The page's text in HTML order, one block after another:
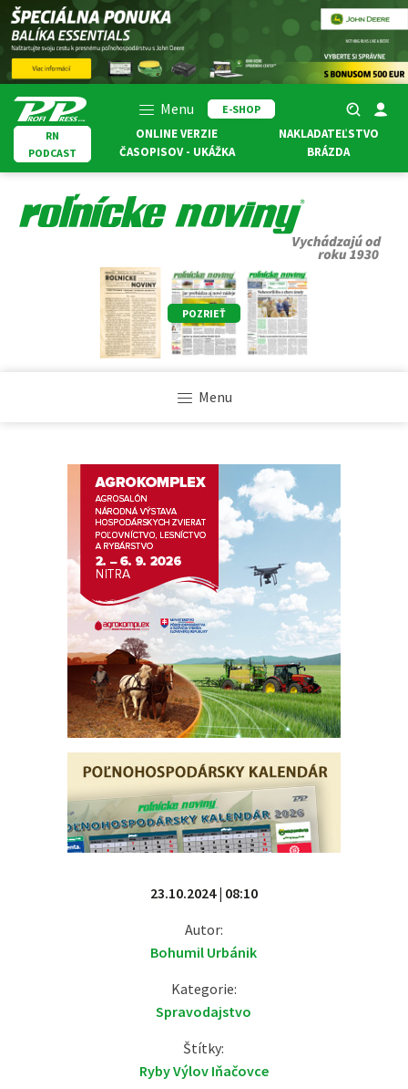
Menu
E-SHOP
RN
PODCAST
ONLINE VERZIE
ČASOPISOV - UKÁŽKA
NAKLADATEĽSTVO
BRÁZDA
POZRIEŤ
Menu
23.10.2024 | 08:10
Autor:
Bohumil Urbánik
Kategorie:
Spravodajstvo
Štítky:
Ryby Výlov Iňačovce